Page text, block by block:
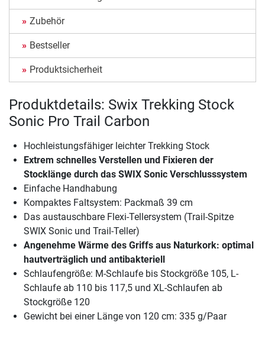
Zubehör
Bestseller
Produktsicherheit
Produktdetails: Swix Trekking Stock
Sonic Pro Trail Carbon
Hochleistungsfähiger leichter Trekking Stock
Extrem schnelles Verstellen und Fixieren der
Stocklänge durch das SWIX Sonic Verschlusssystem
Einfache Handhabung
Kompaktes Faltsystem: Packmaß 39 cm
Das austauschbare Flexi-Tellersystem (Trail-Spitze
SWIX Sonic und Trail-Teller)
Angenehme Wärme des Griffs aus Naturkork: optimal
hautverträglich und antibakteriell
Schlaufengröße: M-Schlaufe bis Stockgröße 105, L-
Schlaufe ab 110 bis 117,5 und XL-Schlaufen ab
Stockgröße 120
Gewicht bei einer Länge von 120 cm: 335 g/Paar